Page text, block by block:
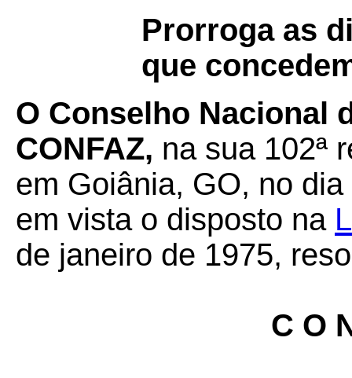
Prorroga as
que
O Conselho Nacional
CONFAZ, na sua 102ª
em Goiânia, GO, no
em vista o disposto na
de janeiro de 1975,
C O